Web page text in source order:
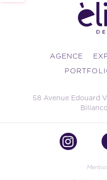
AGENCE
58 Avenue Edouard